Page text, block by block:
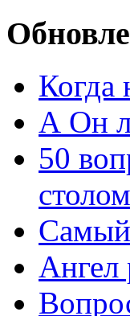
Когда
А Он
50
столом
Ангел